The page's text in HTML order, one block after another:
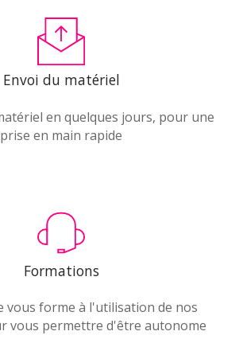
Envoi du matériel
en quelques jours, pour une
prise en main rapide
Formations
vous forme à l'utilisation de nos
vous permettre d'être autonome